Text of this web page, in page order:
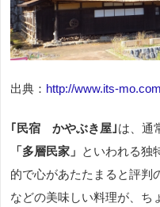
出典： http://www.its-mo.com
｢民宿 かやぶき屋｣は、通
「多層民家」 といわれる独
的で心があたたまると評判
などの美味しい料理が、ち